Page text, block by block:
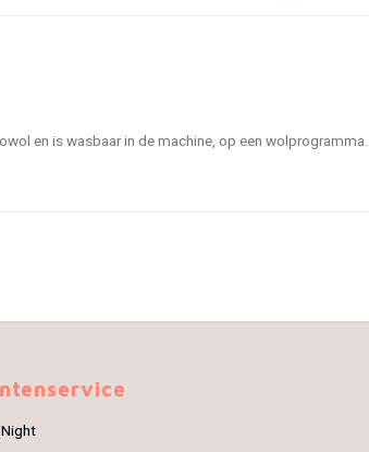
en is wasbaar in de machine, op een wolprogramma.